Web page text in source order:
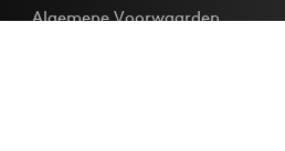
Algemene Voorwaarden